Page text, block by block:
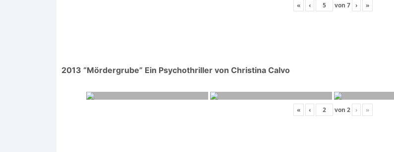
« ‹ von 7 › »
2013 “Mördergrube” Ein Psychothriller von Christina Calvo
« ‹ von 2 › »